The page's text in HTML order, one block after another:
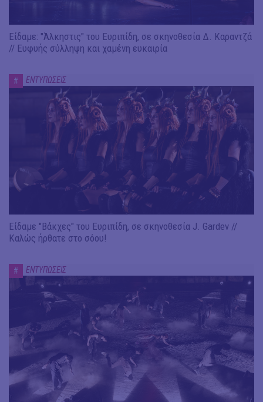
Είδαμε: "Άλκηστις" του Ευριπίδη, σε σκηνοθεσία Δ. Καραντζά
// Ευφυής σύλληψη και χαμένη ευκαιρία
# ΕΝΤΥΠΩΣΕΙΣ
Είδαμε "Βάκχες" του Ευριπίδη, σε σκηνοθεσία J. Gardev //
Καλώς ήρθατε στο σόου!
# ΕΝΤΥΠΩΣΕΙΣ